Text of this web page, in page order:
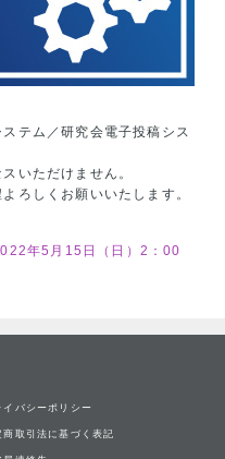
テム／研究会電子投稿シス
いただけません。
ろしくお願いいたします。
年5月15日（日）2：00
イバシーポリシー
商取引法に基づく表記